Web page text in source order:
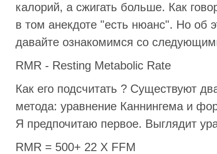
калорий, а сжигать больше. Как
в том анекдоте "есть нюанс". Но об
давайте ознакомимся со
RMR - Resting Metabolic Rate
Как его подсчитать ? Существуют
метода: уравнение Каннингема и
Я предпочитаю первое. Выглядит
RMR = 500+ 22 Х FFM